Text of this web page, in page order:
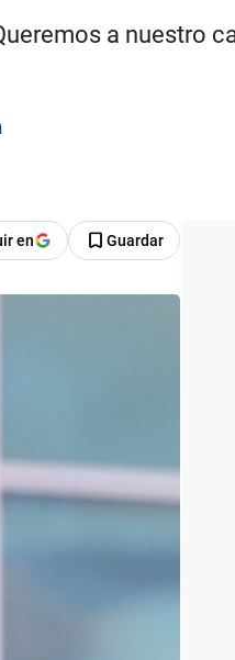
a nuestro
en Guardar